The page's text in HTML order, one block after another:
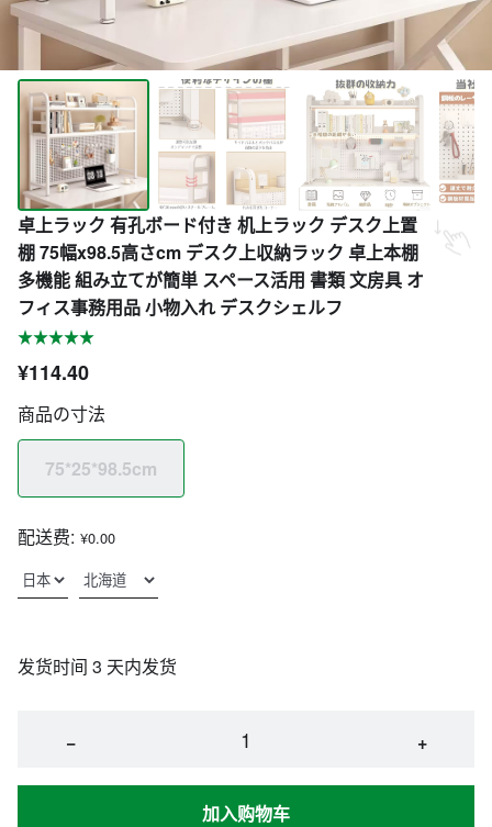
卓上ラック 有孔ボード付き 机上ラック デスク上置
棚 75幅x98.5高さcm デスク上収納ラック 卓上本棚
多機能 組み立てが簡単 スペース活用 書類 文房具 オ
フィス事務用品 小物入れ デスクシェルフ
¥114.40
商品の寸法
75*25*98.5cm
配送费: ¥0.00
发货时间 3 天内发货
− +
加入购物车